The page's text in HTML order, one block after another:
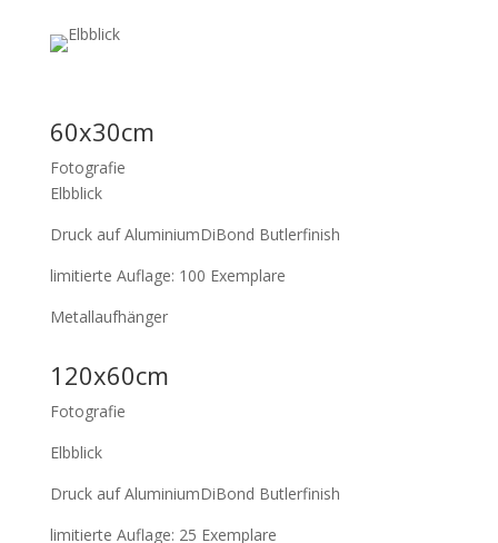
60x30cm
Fotografie
Elbblick
Druck auf AluminiumDiBond Butlerfinish
limitierte Auflage: 100 Exemplare
Metallaufhänger
120x60cm
Fotografie
Elbblick
Druck auf AluminiumDiBond Butlerfinish
limitierte Auflage: 25 Exemplare